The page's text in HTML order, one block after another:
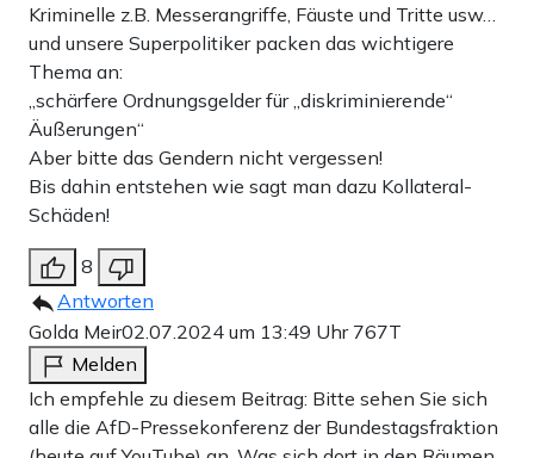
Kriminelle z.B. Messerangriffe, Fäuste und Tritte usw…
und unsere Superpolitiker packen das wichtigere
Thema an:
„schärfere Ordnungsgelder für „diskriminierende“
Äußerungen“
Aber bitte das Gendern nicht vergessen!
Bis dahin entstehen wie sagt man dazu Kollateral-
Schäden!
8
Antworten
Golda Meir02.07.2024 um 13:49 Uhr 767T
Melden
Ich empfehle zu diesem Beitrag: Bitte sehen Sie sich
alle die AfD-Pressekonferenz der Bundestagsfraktion